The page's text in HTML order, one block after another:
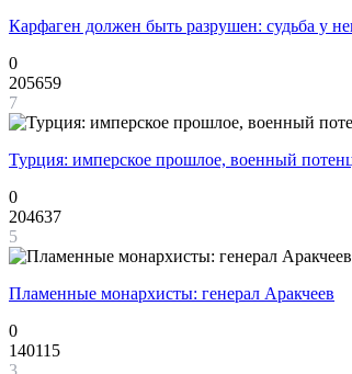
Карфаген должен быть разрушен: судьба у
0
205659
7
Турция: имперское прошлое, военный
0
204637
5
Пламенные монархисты: генерал Аракчеев
0
140115